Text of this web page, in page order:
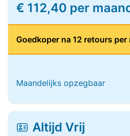
€ 112,40 per
Goedkoper na 12 retours per
Maandelijks opzegbaar
Altijd Vrij